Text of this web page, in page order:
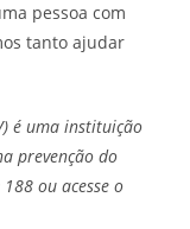
pessoa com
tanto ajudar
é uma instituição
prevenção do
ou acesse o